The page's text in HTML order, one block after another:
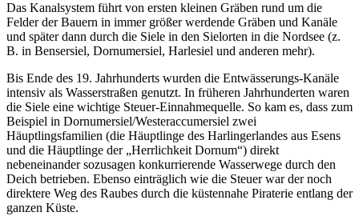
Das Kanalsystem führt von ersten kleinen Gräben rund um die
Felder der Bauern in immer größer werdende Gräben und Kanäle
und später dann durch die Siele in den Sielorten in die Nordsee (z.
B. in Bensersiel, Dornumersiel, Harlesiel und anderen mehr).
Bis Ende des 19. Jahrhunderts wurden die Entwässerungs-Kanäle
intensiv als Wasserstraßen genutzt. In früheren Jahrhunderten waren
die Siele eine wichtige Steuer-Einnahmequelle. So kam es, dass zum
Beispiel in Dornumersiel/Westeraccumersiel zwei
Häuptlingsfamilien (die Häuptlinge des Harlingerlandes aus Esens
und die Häuptlinge der „Herrlichkeit Dornum“) direkt
nebeneinander sozusagen konkurrierende Wasserwege durch den
Deich betrieben. Ebenso einträglich wie die Steuer war der noch
direktere Weg des Raubes durch die küstennahe Piraterie entlang der
ganzen Küste.